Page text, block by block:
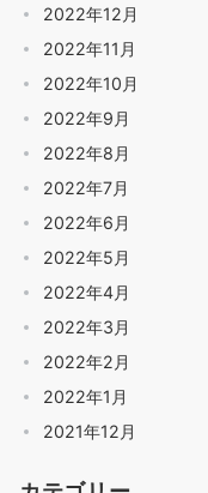
2022年12月
2022年11月
2022年10月
2022年9月
2022年8月
2022年7月
2022年6月
2022年5月
2022年4月
2022年3月
2022年2月
2022年1月
2021年12月